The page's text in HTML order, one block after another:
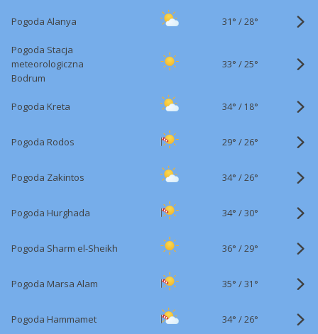
Pogoda Alanya 31° /28°
Pogoda Stacja
meteorologiczna
Bodrum
33° /25°
Pogoda Kreta 34° / 18°
Pogoda Rodos 29° /26°
Pogoda Zakintos 34° /26°
Pogoda Hurghada 34° /30°
Pogoda Sharm el-Sheikh 36° /29°
Pogoda Marsa Alam 35° /31°
Pogoda Hammamet 34° /26°